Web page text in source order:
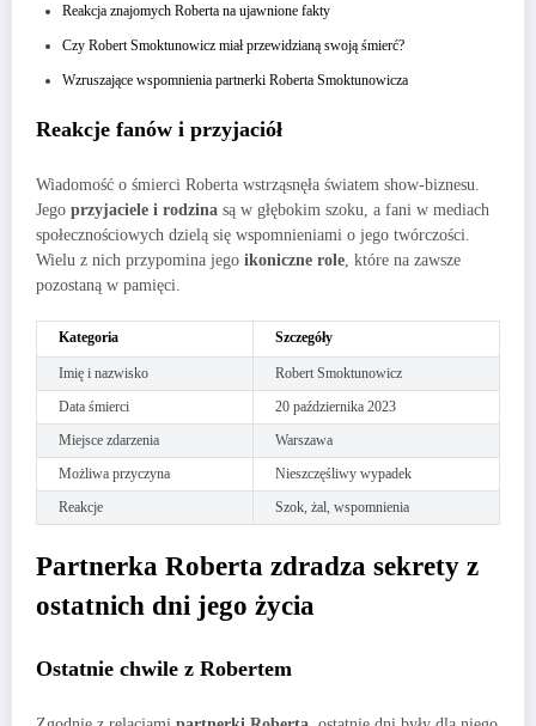
Reakcja znajomych Roberta na ujawnione fakty
Czy Robert Smoktunowicz miał przewidzianą swoją śmierć?
Wzruszające wspomnienia partnerki Roberta Smoktunowicza
Reakcje fanów i przyjaciół
Wiadomość o śmierci Roberta wstrząsnęła światem show-biznesu.
Jego przyjaciele i rodzina są w głębokim szoku, a fani w mediach
społecznościowych dzielą się wspomnieniami o jego twórczości.
Wielu z nich przypomina jego ikoniczne role, które na zawsze
pozostaną w pamięci.
Kategoria Szczegóły
Imię i nazwisko
Robert Smoktunowicz
Data śmierci
20 października 2023
Miejsce zdarzenia
Warszawa
Możliwa przyczyna
Nieszczęśliwy wypadek
Reakcje
Szok, żal, wspomnienia
Partnerka Roberta zdradza sekrety z
ostatnich dni jego życia
Ostatnie chwile z Robertem